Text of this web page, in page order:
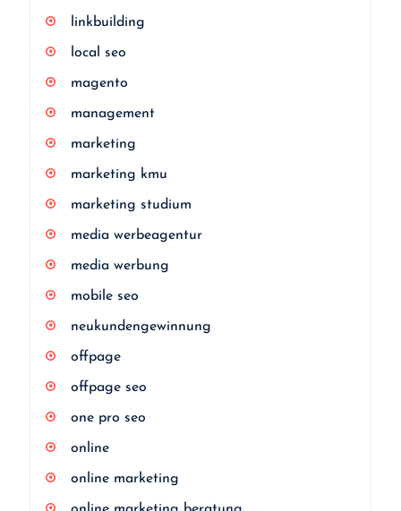
linkbuilding
local seo
magento
management
marketing
marketing kmu
marketing studium
media werbeagentur
media werbung
mobile seo
neukundengewinnung
offpage
offpage seo
one pro seo
online
online marketing